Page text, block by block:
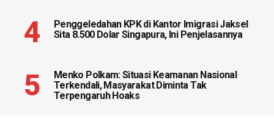
Penggeledahan KPK di Kantor Imigrasi Jaksel
Sita 8.500 Dolar Singapura, Ini Penjelasannya
Menko Polkam: Situasi Keamanan Nasional
Terkendali, Masyarakat Diminta Tak
Terpengaruh Hoaks